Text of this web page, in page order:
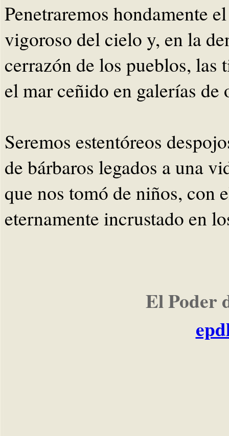
Penetraremos hondamente
vigoroso del cielo y, en la
cerrazón de los pueblos, las
el mar ceñido en galerías de
Seremos estentóreos
de bárbaros legados a una
que nos tomó de niños, con
eternamente incrustado en
El Poder